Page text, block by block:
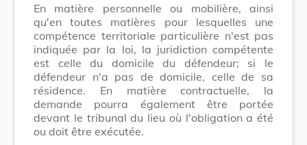
En matière personnelle ou mobilière, ainsi
qu'en toutes matières pour lesquelles une
compétence territoriale particulière n'est pas
indiquée par la loi, la juridiction compétente
est celle du domicile du défendeur; si le
défendeur n'a pas de domicile, celle de sa
résidence. En matière contractuelle, la
demande pourra également être portée
devant le tribunal du lieu où l'obligation a été
ou doit être exécutée.